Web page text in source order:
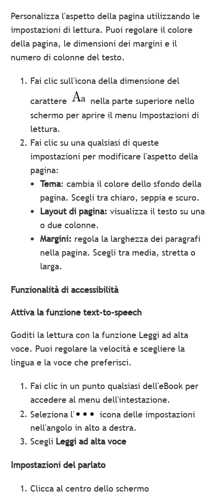
Personalizza l'aspetto della pagina utilizzando le
impostazioni di lettura. Puoi regolare il colore
della pagina, le dimensioni dei margini e il
numero di colonne del testo.
Fai clic sull'icona della dimensione del
carattere
nella parte superiore nello
schermo per aprire il menu Impostazioni di
lettura.
Fai clic su una qualsiasi di queste
impostazioni per modificare l'aspetto della
pagina:
Tema: cambia il colore dello sfondo della
pagina. Scegli tra chiaro, seppia e scuro.
Layout di pagina:visualizza il testo su una
o due colonne.
Margini: regola la larghezza dei paragrafi
nella pagina. Scegli tra media, stretta o
larga.
Funzionalità di accessibilità
Attiva la funzione text-to-speech
Goditi la lettura con la funzione Leggi ad alta
voce. Puoi regolare la velocità e scegliere la
lingua e la voce che preferisci.
Fai clic in un punto qualsiasi dell'eBook per
accedere al menu dell'intestazione.
Seleziona l'
icona delle impostazioni
nell'angolo in alto a destra.
Scegli Leggi ad alta voce
Impostazioni del parlato
Clicca al centro dello schermo